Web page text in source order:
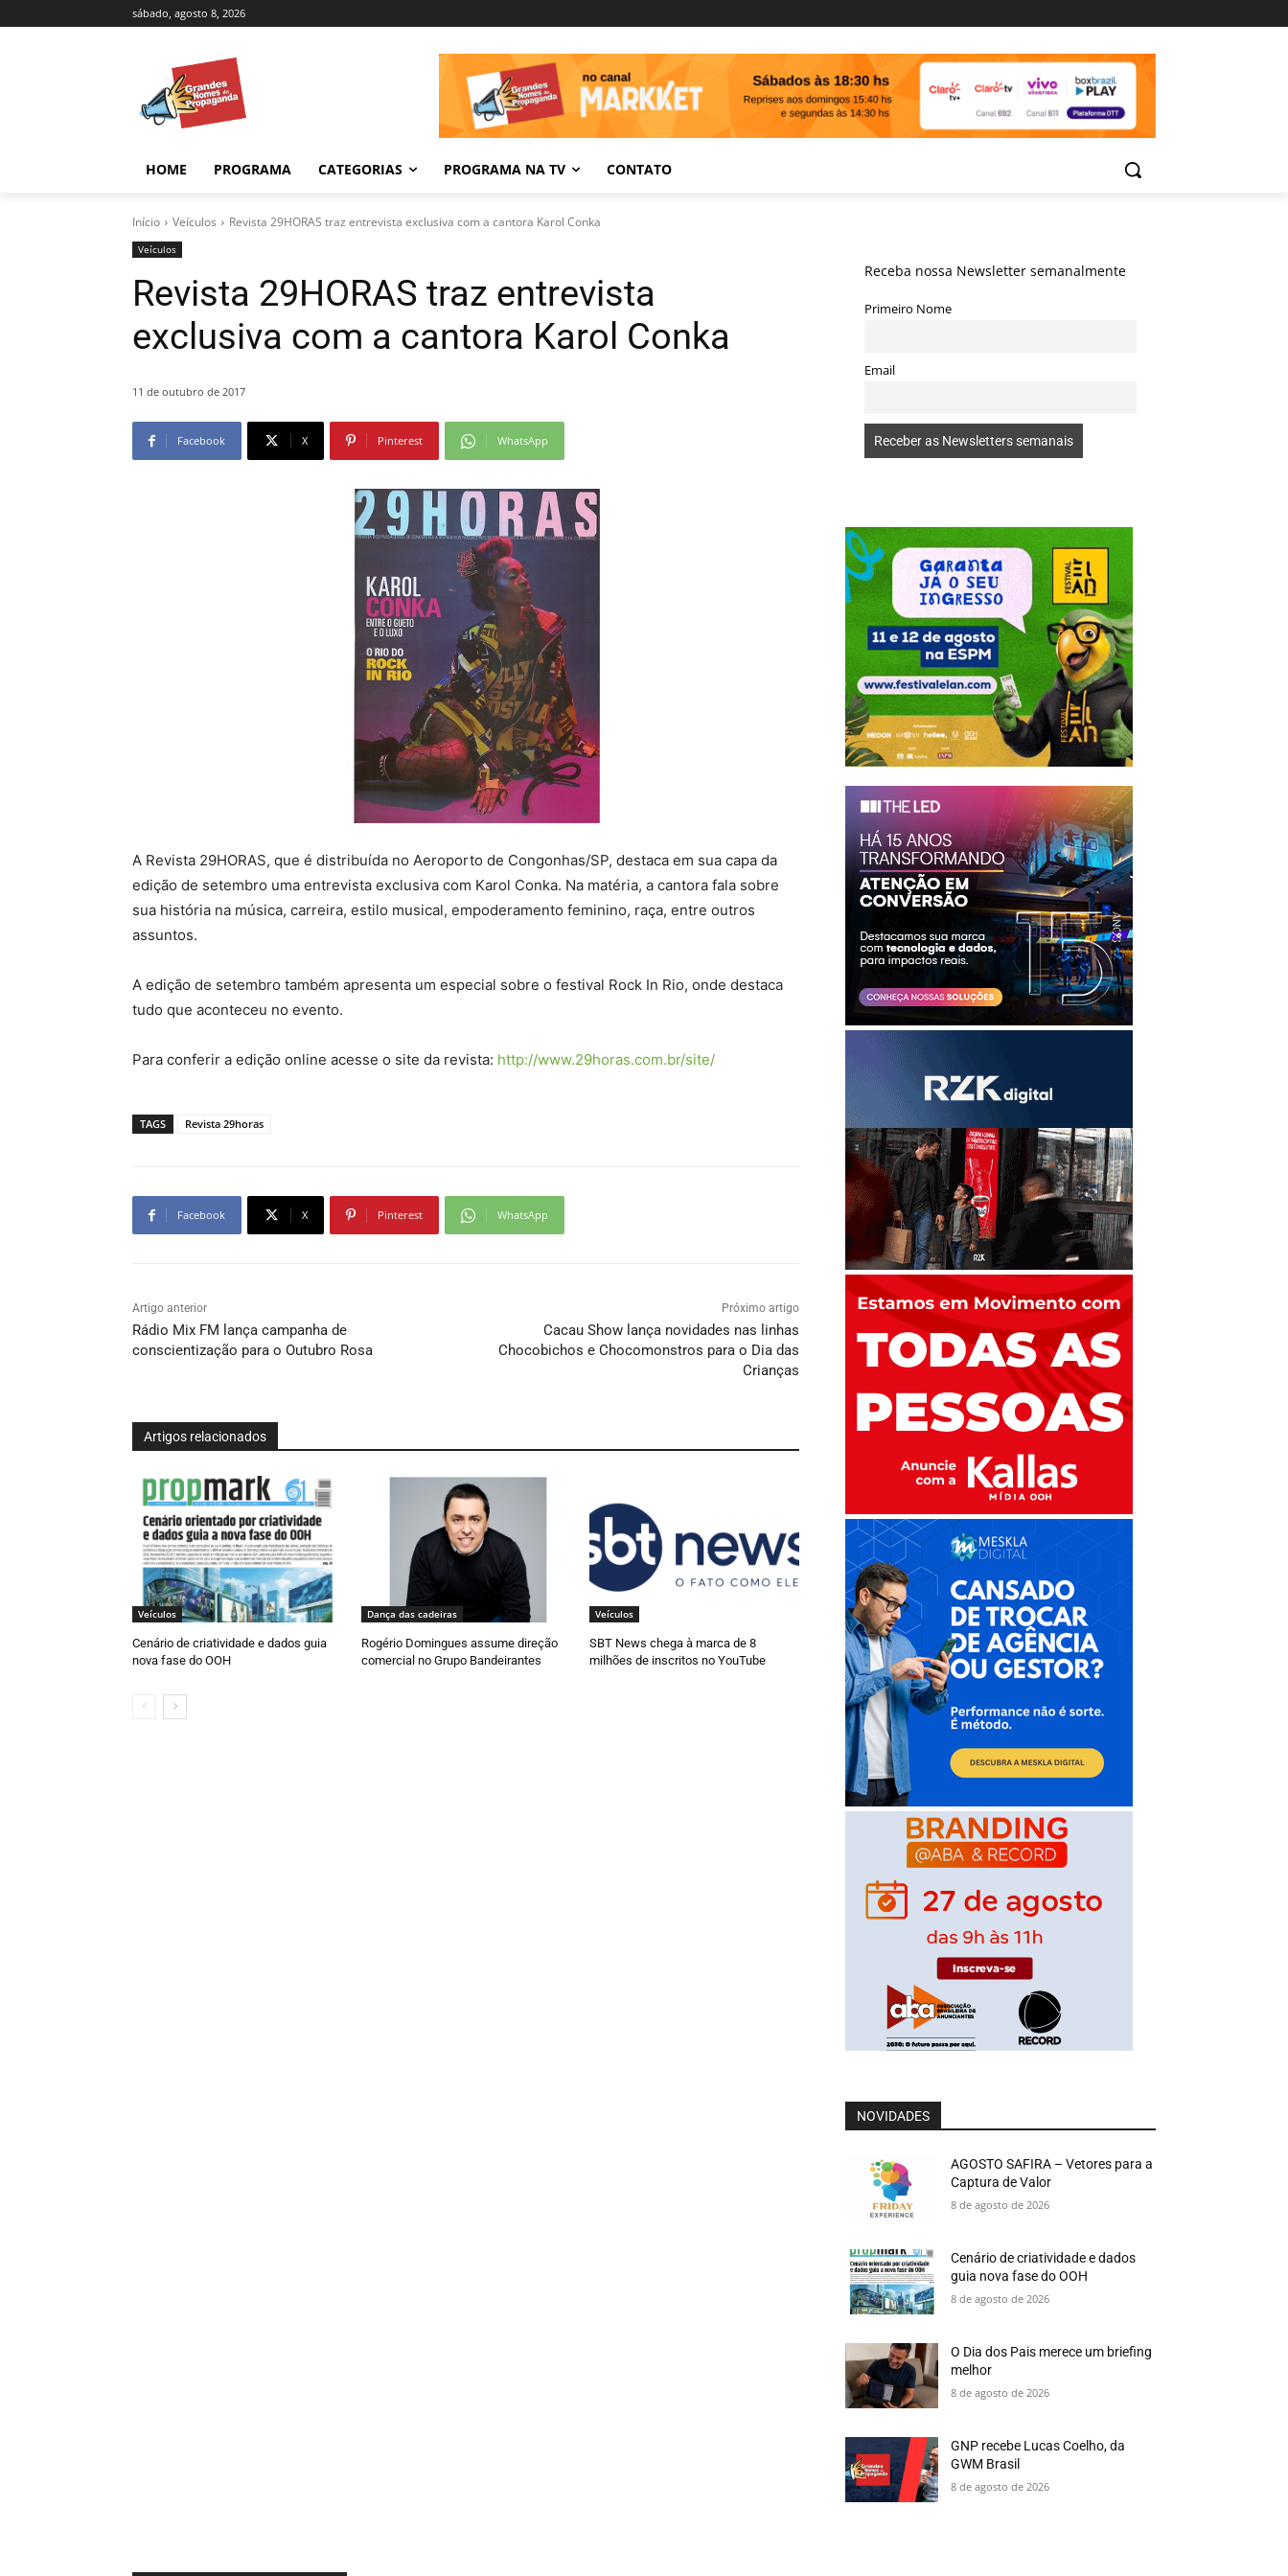
sábado, agosto 8, 2026
HOME PROGRAMA CATEGORIAS PROGRAMA NA TV CONTATO
Início Veículos Revista 29HORAS traz entrevista exclusiva com a cantora Karol Conka
Veículos
Revista 29HORAS traz entrevista
exclusiva com a cantora Karol Conka
11 de outubro de 2017
Facebook X Pinterest WhatsApp
A Revista 29HORAS, que é distribuída no Aeroporto de Congonhas/SP, destaca em sua capa da
edição de setembro uma entrevista exclusiva com Karol Conka. Na matéria, a cantora fala sobre
sua história na música, carreira, estilo musical, empoderamento feminino, raça, entre outros
assuntos.
A edição de setembro também apresenta um especial sobre o festival Rock In Rio, onde destaca
tudo que aconteceu no evento.
Para conferir a edição online acesse o site da revista: http://www.29horas.com.br/site/
TAGS Revista 29horas
Facebook X Pinterest WhatsApp
Artigo anterior
Rádio Mix FM lança campanha de
conscientização para o Outubro Rosa
Próximo artigo
Cacau Show lança novidades nas linhas
Chocobichos e Chocomonstros para o Dia das
Crianças
Artigos relacionados
Veículos
Cenário de criatividade e dados guia
nova fase do OOH
Dança das cadeiras
Rogério Domingues assume direção
comercial no Grupo Bandeirantes
Veículos
SBT News chega à marca de 8
milhões de inscritos no YouTube
Receba nossa Newsletter semanalmente
Primeiro Nome
Email
NOVIDADES
AGOSTO SAFIRA – Vetores para a
Captura de Valor
8 de agosto de 2026
Cenário de criatividade e dados
guia nova fase do OOH
8 de agosto de 2026
O Dia dos Pais merece um briefing
melhor
8 de agosto de 2026
GNP recebe Lucas Coelho, da
GWM Brasil
8 de agosto de 2026